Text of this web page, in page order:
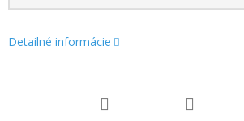
Detailné informácie